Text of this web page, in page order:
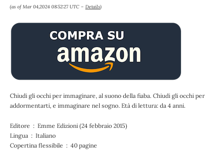
(as of Mar 04,2024 08:52:27 UTC – Details)
Chiudi gli occhi per immaginare, al suono della fiaba. Chiudi gli occhi per
addormentarti, e immaginare nel sogno. Età di lettura: da 4 anni.
Editore ‏ : ‎ Emme Edizioni (24 febbraio 2015)
Lingua ‏ : ‎ Italiano
Copertina flessibile ‏ : ‎ 40 pagine